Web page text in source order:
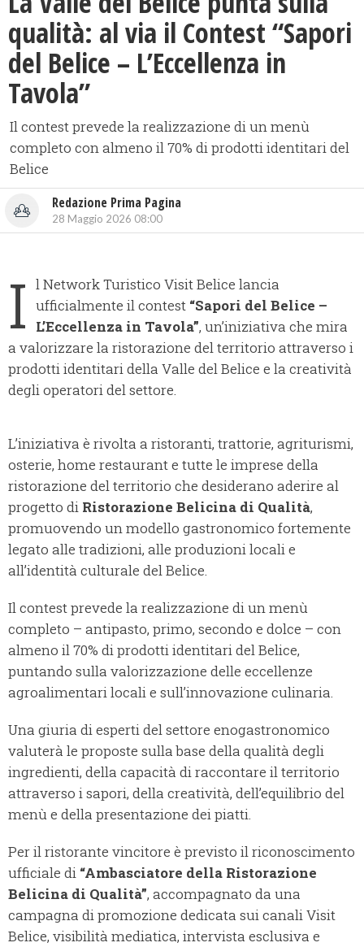
qualità: al via il Contest “Sapori
del Belice – L’Eccellenza in
Tavola”
Il contest prevede la realizzazione di un menù
completo con almeno il 70% di prodotti identitari del
Belice
Redazione Prima Pagina
28 Maggio 2026 08:00
I l Network Turistico Visit Belice lancia
ufficialmente il contest “Sapori del Belice –
L’Eccellenza in Tavola”, un’iniziativa che mira
a valorizzare la ristorazione del territorio attraverso i
prodotti identitari della Valle del Belice e la creatività
degli operatori del settore.
L’iniziativa è rivolta a ristoranti, trattorie, agriturismi,
osterie, home restaurant e tutte le imprese della
ristorazione del territorio che desiderano aderire al
progetto di Ristorazione Belicina di Qualità,
promuovendo un modello gastronomico fortemente
legato alle tradizioni, alle produzioni locali e
all’identità culturale del Belice.
Il contest prevede la realizzazione di un menù
completo – antipasto, primo, secondo e dolce – con
almeno il 70% di prodotti identitari del Belice,
puntando sulla valorizzazione delle eccellenze
agroalimentari locali e sull’innovazione culinaria.
Una giuria di esperti del settore enogastronomico
valuterà le proposte sulla base della qualità degli
ingredienti, della capacità di raccontare il territorio
attraverso i sapori, della creatività, dell’equilibrio del
menù e della presentazione dei piatti.
Per il ristorante vincitore è previsto il riconoscimento
ufficiale di “Ambasciatore della Ristorazione
Belicina di Qualità”, accompagnato da una
campagna di promozione dedicata sui canali Visit
Belice, visibilità mediatica, intervista esclusiva e